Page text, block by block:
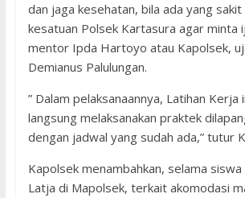
dan jaga kesehatan, bila ada yang
kesatuan Polsek Kartasura agar minta
mentor Ipda Hartoyo atau Kapolsek,
Demianus Palulungan.
” Dalam pelaksanaannya, Latihan Kerja
langsung melaksanakan praktek
dengan jadwal yang sudah ada,” tutur
Kapolsek menambahkan, selama siswa
Latja di Mapolsek, terkait akomodasi